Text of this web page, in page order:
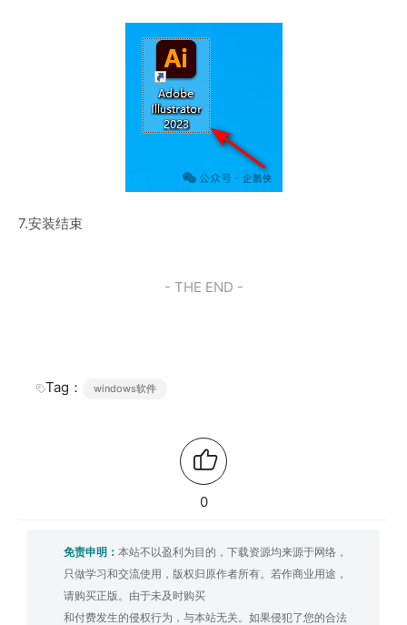
7.安装结束
- THE END -
Tag： windows软件
0
免责申明： 本站不以盈利为目的，下载资源均来源于网络，
只做学习和交流使用，版权归原作者所有。若作商业用途，
请购买正版。由于未及时购买
和付费发生的侵权行为，与本站无关。如果侵犯了您的合法